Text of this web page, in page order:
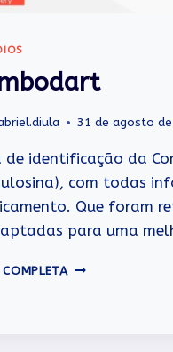
31 de agosto
de identificação da
com todas
Que foram
para uma
COMBODART